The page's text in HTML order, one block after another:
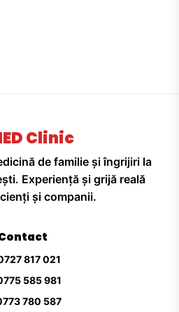
Clinic
de familie și îngrijiri la
Experiență și grijă reală
și companii.
817 021
585 981
780 587